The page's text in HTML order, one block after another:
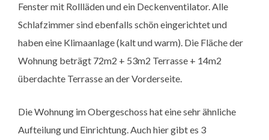
Fenster mit Rollläden und ein Deckenventilator. Alle
Schlafzimmer sind ebenfalls schön eingerichtet und
haben eine Klimaanlage (kalt und warm). Die Fläche der
Wohnung beträgt 72m2 + 53m2 Terrasse + 14m2
überdachte Terrasse an der Vorderseite.
Die Wohnung im Obergeschoss hat eine sehr ähnliche
Aufteilung und Einrichtung. Auch hier gibt es 3